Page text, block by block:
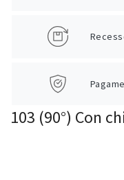
103 (90°) Con